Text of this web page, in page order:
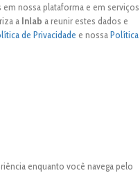
nossa plataforma e em serviços
a Inlab a reunir estes dados e
de Privacidade e nossaPolítica
enquanto você navega pelo